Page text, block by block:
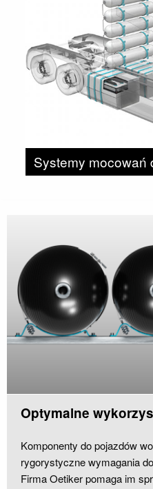
Systemy mocowań
Optymalne
Komponenty do pojazdów
rygorystyczne wymagania
Firma Oetiker pomaga im